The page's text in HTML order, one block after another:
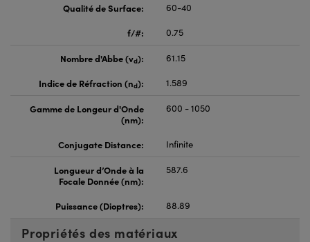
Qualité de Surface:
60-40
f/#:
0.75
Nombre d'Abbe (vd):
61.15
Indice de Réfraction (nd): 1.589
Gamme de Longeur d'Onde
(nm):
600 - 1050
Conjugate Distance: Infinite
Longueur d’Onde à la
Focale Donnée (nm):
587.6
Puissance (Dioptres): 88.89
Propriétés des matériaux